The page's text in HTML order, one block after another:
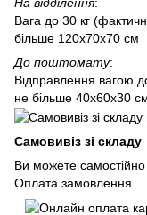
На відділення:
Вага до 30 кг
більше 120х70х70 см
До поштомату:
Відправлення вагою
не більше 40х60х30
Самовивіз зі складу
Ви можете
Оплата замовлення